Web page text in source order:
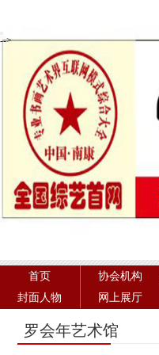
-->
首页 协会机构
封面人物
网上展厅
罗会年艺术馆